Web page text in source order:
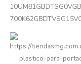
https://
plastico-para-